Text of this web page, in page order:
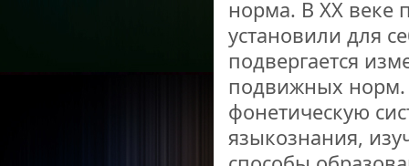
норма. В XX веке
установили для
подвергается
подвижных
фонетическую
языкознания,